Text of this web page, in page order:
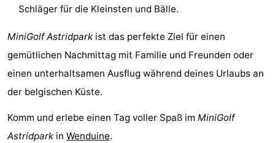
Spielplätze
Indoor-
Spielplätze
-
Bowling
-
Minigolfplätze
Wellness-
Zentren
Dörfer
Schläger für die Kleinsten und Bälle.
MiniGolf Astridpark ist das perfekte Ziel für einen
gemütlichen Nachmittag mit Familie und Freunden oder
einen unterhaltsamen Ausflug während deines Urlaubs an
der belgischen Küste.
Komm und erlebe einen Tag voller Spaß im MiniGolf
Astridpark in Wenduine.